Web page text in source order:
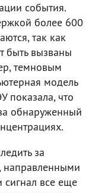
события.
более 600
так как
быть вызваны
темновым
модель
показала, что
обнаруженный
за
направленными
сигнал все еще